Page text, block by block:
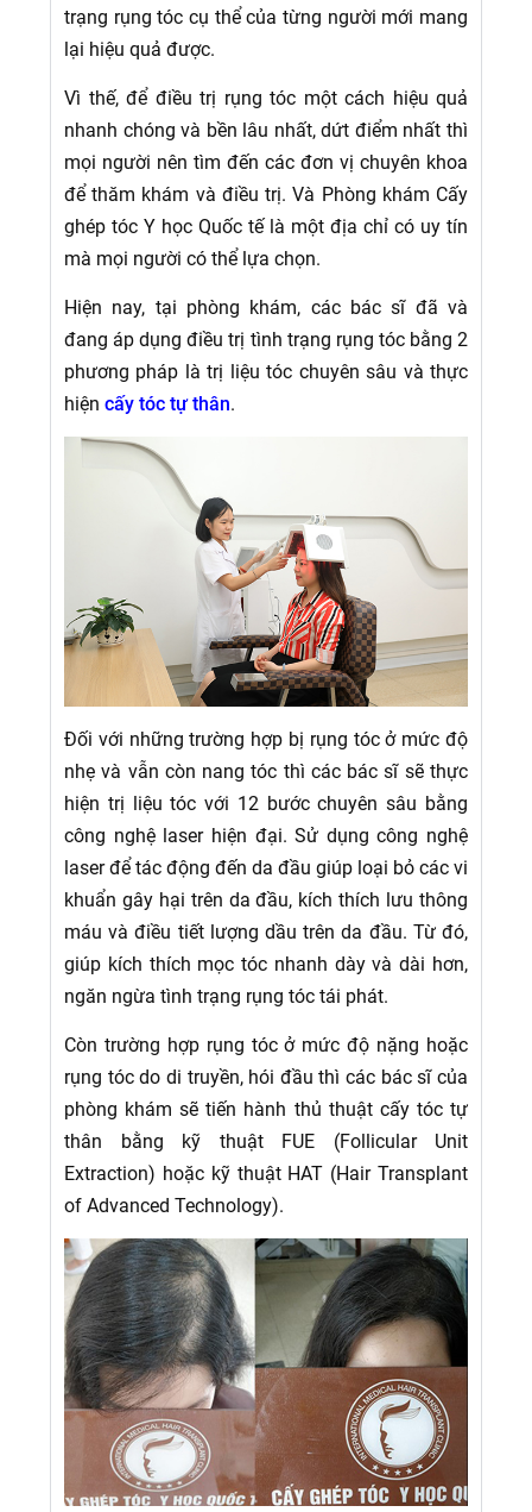
trạng rụng tóc cụ thể của từng người mới mang
lại hiệu quả được.
Vì thế, để điều trị rụng tóc một cách hiệu quả
nhanh chóng và bền lâu nhất, dứt điểm nhất thì
mọi người nên tìm đến các đơn vị chuyên khoa
để thăm khám và điều trị. Và Phòng khám Cấy
ghép tóc Y học Quốc tế là một địa chỉ có uy tín
mà mọi người có thể lựa chọn.
Hiện nay, tại phòng khám, các bác sĩ đã và
đang áp dụng điều trị tình trạng rụng tóc bằng 2
phương pháp là trị liệu tóc chuyên sâu và thực
hiện cấy tóc tự thân.
Đối với những trường hợp bị rụng tóc ở mức độ
nhẹ và vẫn còn nang tóc thì các bác sĩ sẽ thực
hiện trị liệu tóc với 12 bước chuyên sâu bằng
công nghệ laser hiện đại. Sử dụng công nghệ
laser để tác động đến da đầu giúp loại bỏ các vi
khuẩn gây hại trên da đầu, kích thích lưu thông
máu và điều tiết lượng dầu trên da đầu. Từ đó,
giúp kích thích mọc tóc nhanh dày và dài hơn,
ngăn ngừa tình trạng rụng tóc tái phát.
Còn trường hợp rụng tóc ở mức độ nặng hoặc
rụng tóc do di truyền, hói đầu thì các bác sĩ của
phòng khám sẽ tiến hành thủ thuật cấy tóc tự
thân bằng kỹ thuật FUE (Follicular Unit
Extraction) hoặc kỹ thuật HAT (Hair Transplant
of Advanced Technology).